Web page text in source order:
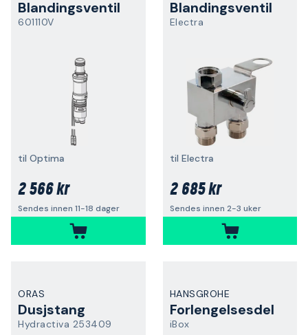
Blandingsventil
601110V
til Optima
2 566 kr
Sendes innen 11-18 dager
Blandingsventil
Electra
til Electra
2 685 kr
Sendes innen 2-3 uker
ORAS
Dusjstang
Hydractiva 253409
HANSGROHE
Forlengelsesdel
iBox